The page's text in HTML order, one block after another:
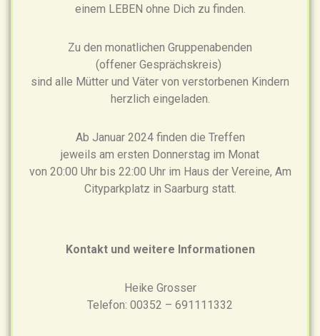
einem LEBEN ohne Dich zu finden.
Zu den monatlichen Gruppenabenden
(offener Gesprächskreis)
sind alle Mütter und Väter von verstorbenen Kindern
herzlich eingeladen.
Ab Januar 2024 finden die Treffen
jeweils am ersten Donnerstag im Monat
von 20:00 Uhr bis 22:00 Uhr im Haus der Vereine, Am
Cityparkplatz in Saarburg statt.
Kontakt und weitere Informationen
Heike Grosser
Telefon: 00352 – 691111332